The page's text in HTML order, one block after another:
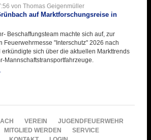
Informationen
aus
von Thomas Geigenmüller
auf Marktforschungsreise in
Beschaffungsteam machte sich auf, zur
Feuerwehrmesse "Interschutz" 2026 nach
erkündigte sich über die aktuellen Markttrends
Mannschaftstransportfahrzeuge.
in
VEREIN
JUGENDFEUERWEHR
MITGLIED WERDEN
SERVICE